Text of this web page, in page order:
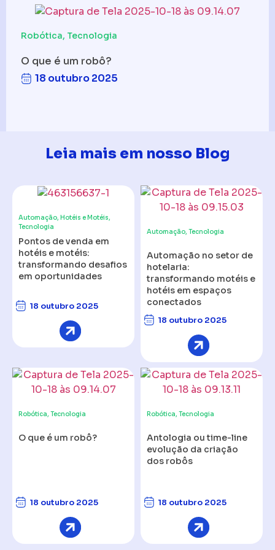
Robótica, Tecnologia
O que é um robô?
18 outubro 2025
Leia mais em nosso Blog
Automação, Hotéis e Motéis,
Tecnologia
Pontos de venda em
hotéis e motéis:
transformando desafios
em oportunidades
18 outubro 2025
Automação, Tecnologia
Automação no setor de
hotelaria:
transformando motéis e
hotéis em espaços
conectados
18 outubro 2025
Robótica, Tecnologia
O que é um robô?
18 outubro 2025
Robótica, Tecnologia
Antologia ou time-line
evolução da criação
dos robôs
18 outubro 2025